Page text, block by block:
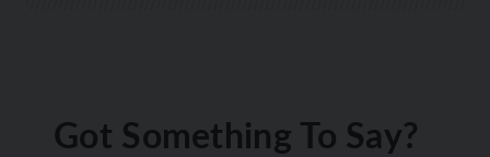
Got Something To Say?